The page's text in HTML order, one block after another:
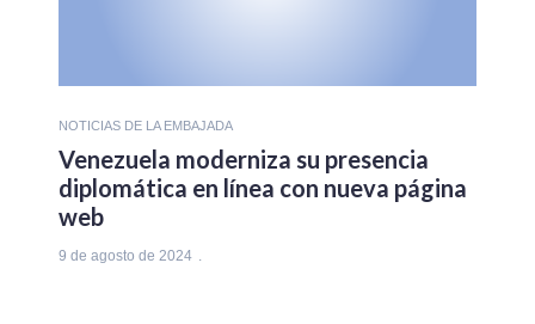
NOTICIAS DE LA EMBAJADA
Venezuela moderniza su presencia
diplomática en línea con nueva página
web
9 de agosto de 2024